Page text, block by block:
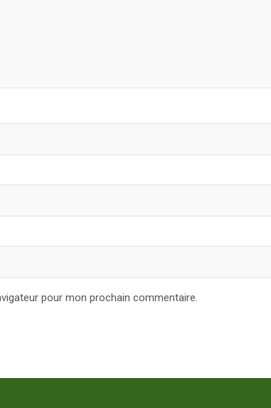
pour mon prochain commentaire.